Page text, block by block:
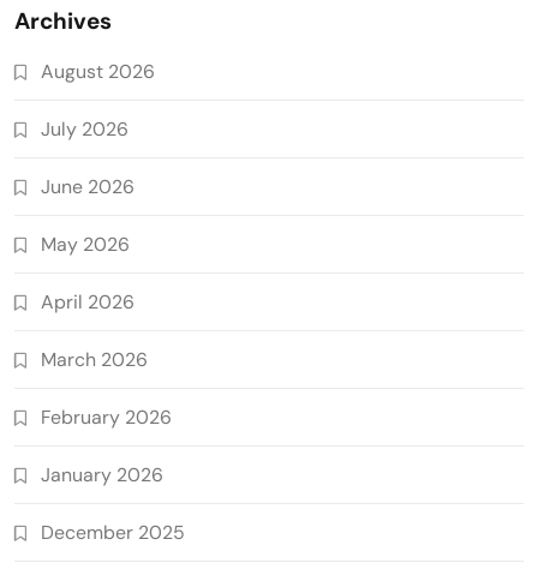
Archives
August 2026
July 2026
June 2026
May 2026
April 2026
March 2026
February 2026
January 2026
December 2025